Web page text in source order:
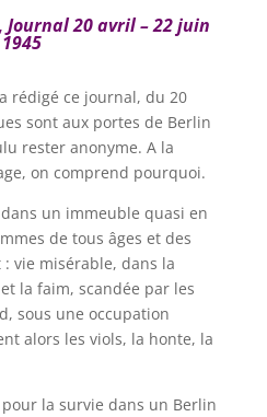
, Journal 20 avril – 22 juin
1945
rédigé ce journal, du 20
sont aux portes de Berlin
rester anonyme. A la
on comprend pourquoi.
un immeuble quasi en
de tous âges et des
vie misérable, dans la
la faim, scandée par les
sous une occupation
alors les viols, la honte, la
pour la survie dans un Berlin